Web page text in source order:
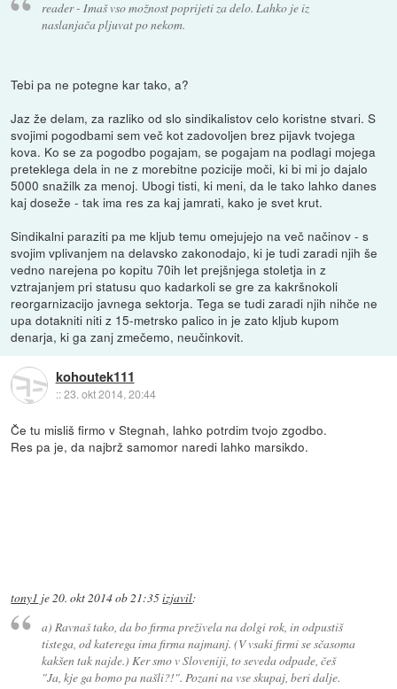
reader - Imaš vso možnost poprijeti za delo. Lahko je iz
naslanjača pljuvat po nekom.
Tebi pa ne potegne kar tako, a?
Jaz že delam, za razliko od slo sindikalistov celo koristne stvari. S
svojimi pogodbami sem več kot zadovoljen brez pijavk tvojega
kova. Ko se za pogodbo pogajam, se pogajam na podlagi mojega
preteklega dela in ne z morebitne pozicije moči, ki bi mi jo dajalo
5000 snažilk za menoj. Ubogi tisti, ki meni, da le tako lahko danes
kaj doseže - tak ima res za kaj jamrati, kako je svet krut.
Sindikalni paraziti pa me kljub temu omejujejo na več načinov - s
svojim vplivanjem na delavsko zakonodajo, ki je tudi zaradi njih še
vedno narejena po kopitu 70ih let prejšnjega stoletja in z
vztrajanjem pri statusu quo kadarkoli se gre za kakršnokoli
reorgarnizacijo javnega sektorja. Tega se tudi zaradi njih nihče ne
upa dotakniti niti z 15-metrsko palico in je zato kljub kupom
denarja, ki ga zanj zmečemo, neučinkovit.
kohoutek111
::23. okt 2014, 20:44
Če tu misliš firmo v Stegnah, lahko potrdim tvojo zgodbo.
Res pa je, da najbrž samomor naredi lahko marsikdo.
tony1 je20. okt 2014 ob 21:35izjavil:
a) Ravnaš tako, da bo firma preživela na dolgi rok, in odpustiš
tistega, od katerega ima firma najmanj. (V vsaki firmi se sčasoma
kakšen tak najde.) Ker smo v Sloveniji, to seveda odpade, češ
"Ja, kje ga bomo pa našli?!". Pozani na vse skupaj, beri dalje.